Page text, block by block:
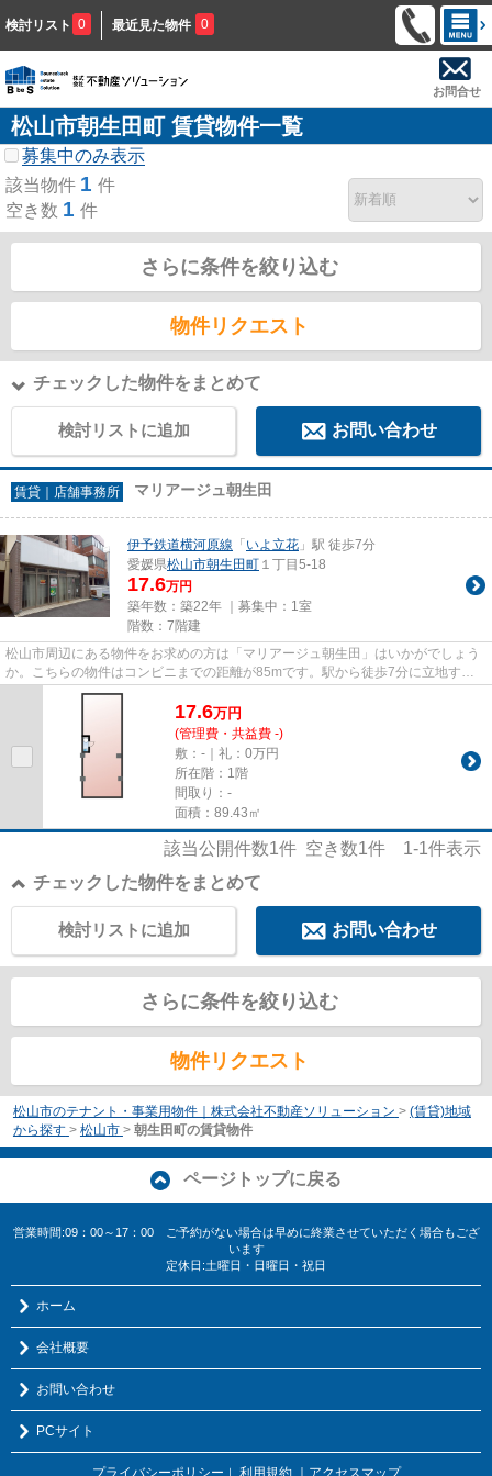
検討リスト 0 最近見た物件 0
お問合せ
松山市朝生田町 賃貸物件一覧
募集中のみ表示
該当物件 1 件
空き数 1 件
さらに条件を絞り込む
物件リクエスト
チェックした物件をまとめて
検討リストに追加 お問い合わせ
賃貸｜店舗事務所 マリアージュ朝生田
伊予鉄道横河原線 「 いよ立花 」駅 徒歩7分
愛媛県松山市朝生田町 １丁目5-18
17.6万円
築年数：築22年 ｜募集中： 1室
階数：7階建
松山市周辺にある物件をお求めの方は「マリアージュ朝生田」はいかがでしょう
か。こちらの物件はコンビニまでの距離が85mです。駅から徒歩7分に立地す
る、魅力的な駅近物件です。
17.6万円
(管理費・共益費 -)
敷：-｜礼：0万円
所在階：1階
間取り：-
面積：89.43㎡
該当公開件数1件 空き数1件 1-1件表示
チェックした物件をまとめて
お問い合わせ
検討リストに追加
さらに条件を絞り込む
物件リクエスト
松山市のテナント・事業用物件｜株式会社不動産ソリューション > (賃貸)地域
から探す > 松山市 > 朝生田町の賃貸物件
ページトップに戻る
営業時間:09：00～17：00 ご予約がない場合は早めに終業させていただく場合もござ
います
定休日:土曜日・日曜日・祝日
ホーム
会社概要
お問い合わせ
PCサイト
プライバシーポリシー ｜ 利用規約 ｜アクセスマップ